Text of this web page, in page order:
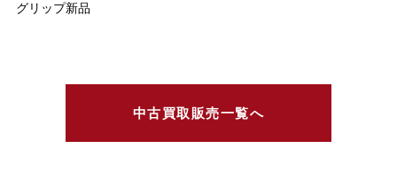
グリップ新品
中古買取販売一覧へ